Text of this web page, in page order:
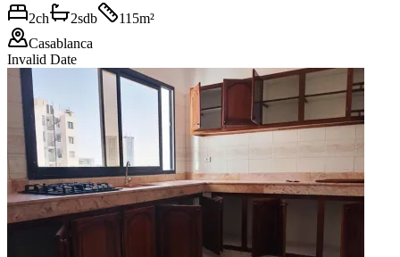
2ch 2sdb 115m²
Casablanca
Invalid Date